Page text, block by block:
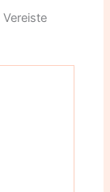
Vereiste